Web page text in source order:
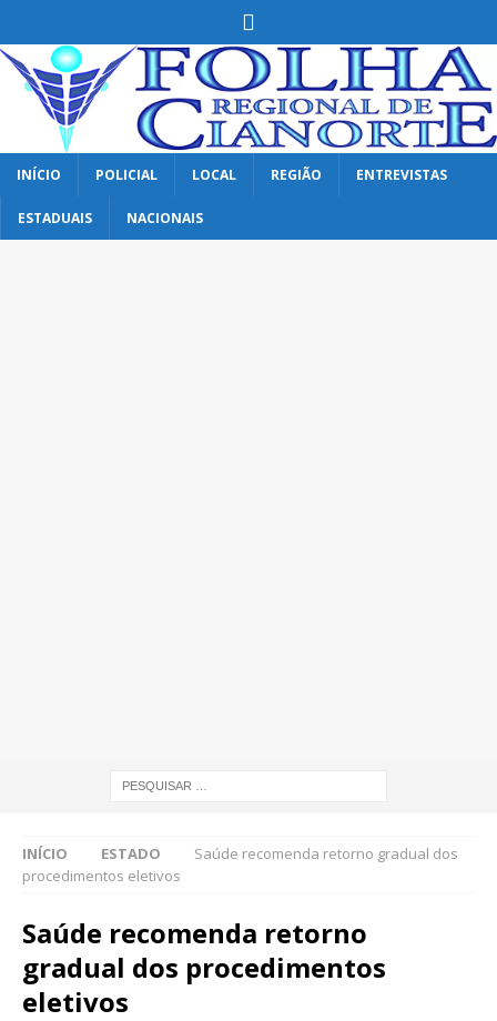
INÍCIO POLICIAL LOCAL REGIÃO ENTREVISTAS
ESTADUAIS NACIONAIS
INÍCIO ESTADO
Saúde recomenda retorno gradual dos
procedimentos eletivos
Saúde recomenda retorno
gradual dos procedimentos
eletivos